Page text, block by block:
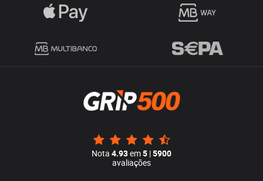
Nota 4.93em5 |5900
avaliações